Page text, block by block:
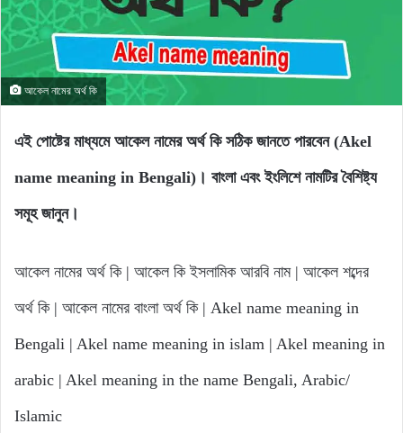
আকেল নামের অর্থ কি
এই পোষ্টের মাধ্যমে আকেল নামের অর্থ কি সঠিক জানতে পারবেন (Akel
name meaning in Bengali)। বাংলা এবং ইংলিশে নামটির বৈশিষ্ট্য
সমূহ জানুন।
আকেল নামের অর্থ কি | আকেল কি ইসলামিক আরবি নাম | আকেল শব্দের
অর্থ কি | আকেল নামের বাংলা অর্থ কি | Akel name meaning in
Bengali | Akel name meaning in islam | Akel meaning in
arabic | Akel meaning in the name Bengali, Arabic/
Islamic